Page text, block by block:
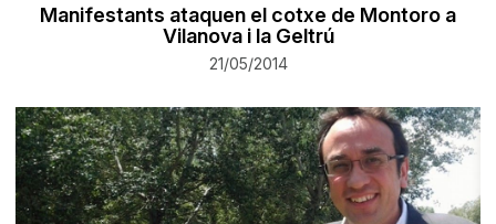
Manifestants ataquen el cotxe de Montoro a
Vilanova i la Geltrú
21/05/2014